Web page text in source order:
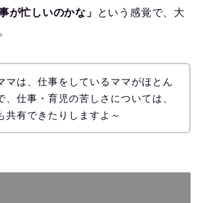
事が忙しいのかな」
という感覚で、大
マは、仕事をしているママがほとん
、仕事・育児の苦しさについては、
共有できたりしますよ～